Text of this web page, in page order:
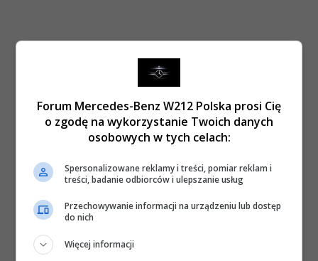
Forum Mercedes-Benz W212 Polska prosi Cię
o zgodę na wykorzystanie Twoich danych
osobowych w tych celach:
Spersonalizowane reklamy i treści, pomiar reklam i
treści, badanie odbiorców i ulepszanie usług
Przechowywanie informacji na urządzeniu lub dostęp
do nich
Więcej informacji